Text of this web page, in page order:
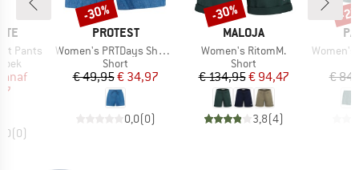
Pants
prijs
(0)
MERK
PROTEST
Artikel
Women's PRTDays Shorts
Productgroep
Short
Prijs
€ 49,95Verlaagde prijs
€ 34,97
0,0(0)
Korting
-30%
MERK
MALOJA
Artikel
Women's RitomM.
Productgroep
Short
Prijs
€ 134,95Verlaagde prijs
€ 94,47
3,8(4)
Korting
-30%
Artikel
Women's
€
-